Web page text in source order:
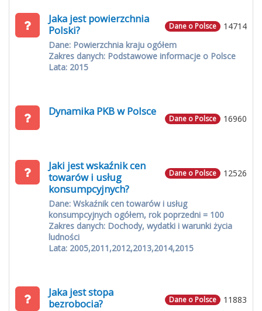
14714
Dane o Polsce
Jaka jest powierzchnia
Polski?
Dane: Powierzchnia kraju ogółem
Zakres danych: Podstawowe informacje o Polsce
Lata: 2015
16960
Dane o Polsce
Dynamika PKB w Polsce
12526
Dane o Polsce
Jaki jest wskaźnik cen
towarów i usług
konsumpcyjnych?
Dane: Wskaźnik cen towarów i usług
konsumpcyjnych ogółem, rok poprzedni = 100
Zakres danych: Dochody, wydatki i warunki życia
ludności
Lata: 2005,2011,2012,2013,2014,2015
11883
Dane o Polsce
Jaka jest stopa
bezrobocia?